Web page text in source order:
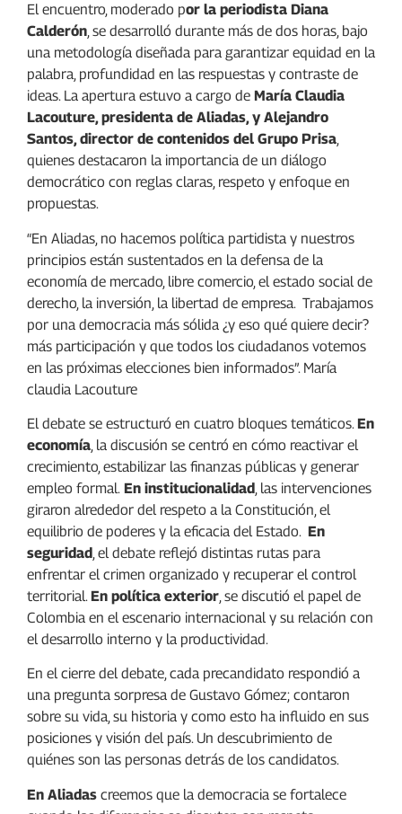
El encuentro, moderado por la periodista Diana
Calderón, se desarrolló durante más de dos horas, bajo
una metodología diseñada para garantizar equidad en la
palabra, profundidad en las respuestas y contraste de
ideas. La apertura estuvo a cargo de María Claudia
Lacouture, presidenta de Aliadas, y Alejandro
Santos, director de contenidos del Grupo Prisa,
quienes destacaron la importancia de un diálogo
democrático con reglas claras, respeto y enfoque en
propuestas.
“En Aliadas, no hacemos política partidista y nuestros
principios están sustentados en la defensa de la
economía de mercado, libre comercio, el estado social de
derecho, la inversión, la libertad de empresa. Trabajamos
por una democracia más sólida ¿y eso qué quiere decir?
más participación y que todos los ciudadanos votemos
en las próximas elecciones bien informados”. María
claudia Lacouture
El debate se estructuró en cuatro bloques temáticos.En
economía, la discusión se centró en cómo reactivar el
crecimiento, estabilizar las finanzas públicas y generar
empleo formal. En institucionalidad, las intervenciones
giraron alrededor del respeto a la Constitución, el
equilibrio de poderes y la eficacia del Estado. En
seguridad, el debate reflejó distintas rutas para
enfrentar el crimen organizado y recuperar el control
territorial.En política exterior, se discutió el papel de
Colombia en el escenario internacional y su relación con
el desarrollo interno y la productividad.
En el cierre del debate, cada precandidato respondió a
una pregunta sorpresa de Gustavo Gómez; contaron
sobre su vida, su historia y como esto ha influido en sus
posiciones y visión del país. Un descubrimiento de
quiénes son las personas detrás de los candidatos.
En Aliadas creemos que la democracia se fortalece